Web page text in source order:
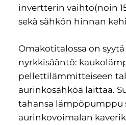
invertterin vaihto(noin
sekä sähkön hinnan
Omakotitalossa on
nyrkkisääntö:
pellettilämmitteiseen
aurinkosähköä laittaa.
tahansa lämpöpumppu
aurinkovoimalan